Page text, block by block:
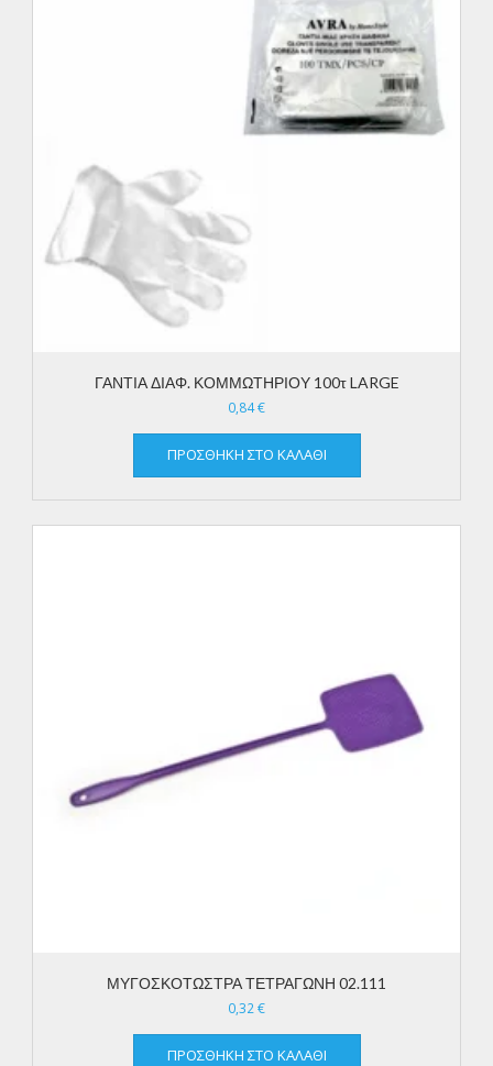
ΓΑΝΤΙΑ ΔΙΑΦ. ΚΟΜΜΩΤΗΡΙΟΥ 100τ LARGE
0,84€
ΠΡΟΣΘΉΚΗ ΣΤΟ ΚΑΛΆΘΙ
ΜΥΓΟΣΚΟΤΩΣΤΡΑ ΤΕΤΡΑΓΩΝΗ 02.111
0,32€
ΠΡΟΣΘΉΚΗ ΣΤΟ ΚΑΛΆΘΙ